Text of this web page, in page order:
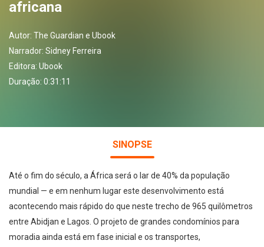
africana
Autor: The Guardian e Ubook
Narrador: Sidney Ferreira
Editora: Ubook
Duração: 0:31:11
SINOPSE
Até o fim do século, a África será o lar de 40% da população
mundial — e em nenhum lugar este desenvolvimento está
acontecendo mais rápido do que neste trecho de 965 quilômetros
entre Abidjan e Lagos. O projeto de grandes condomínios para
moradia ainda está em fase inicial e os transportes,